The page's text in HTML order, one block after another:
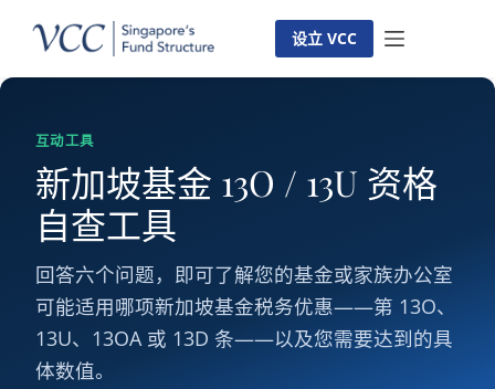
容
设立 VCC
互动工具
新加坡基金 13O / 13U 资格
自查工具
回答六个问题，即可了解您的基金或家族办公室
可能适用哪项新加坡基金税务优惠——第 13O、
13U、13OA 或 13D 条——以及您需要达到的具
体数值。